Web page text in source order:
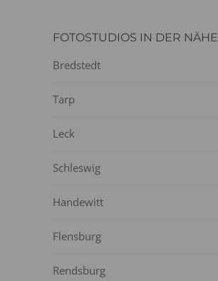
FOTOSTUDIOS IN DER NÄHE
Bredstedt
Tarp
Leck
Schleswig
Handewitt
Flensburg
Rendsburg